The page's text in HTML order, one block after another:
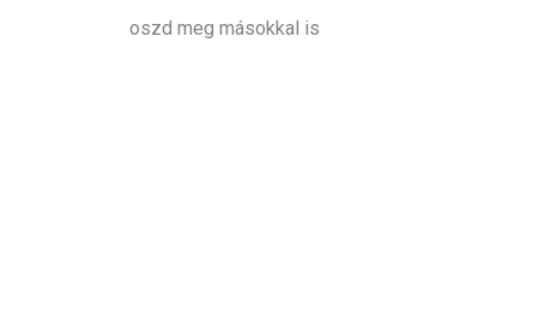
oszd meg másokkal is